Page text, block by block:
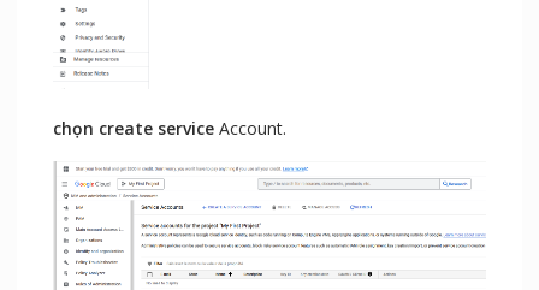
chọn create serviceAccount.